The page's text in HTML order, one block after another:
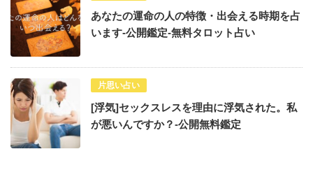
あなたの運命の人の特徴・出会える時期を占
います-公開鑑定-無料タロット占い
片思い占い
[浮気]セックスレスを理由に浮気された。私
が悪いんですか？-公開無料鑑定